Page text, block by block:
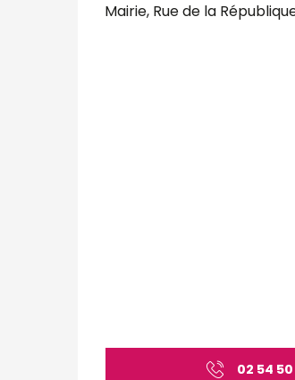
Mairie, Rue de la
02 54